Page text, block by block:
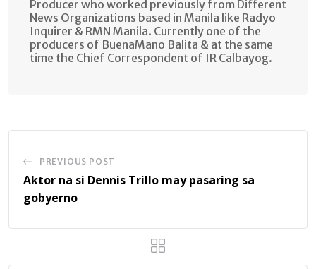
Producer who worked previously from Different
News Organizations based in Manila like Radyo
Inquirer & RMN Manila. Currently one of the
producers of BuenaMano Balita & at the same
time the Chief Correspondent of IR Calbayog.
PREVIOUS POST
Aktor na si Dennis Trillo may pasaring sa
gobyerno